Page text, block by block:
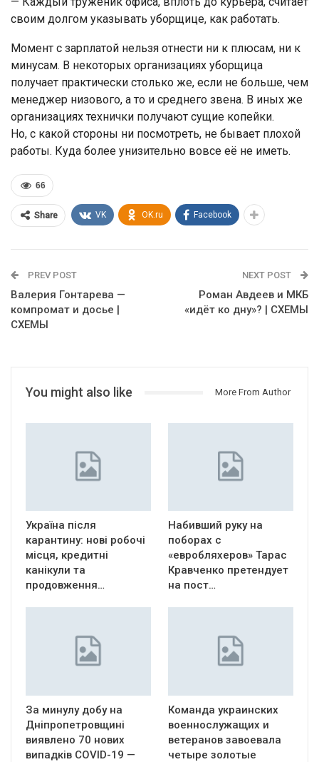
своим долгом указывать уборщице, как работать.
Момент с зарплатой нельзя отнести ни к плюсам, ни к
минусам. В некоторых организациях уборщица
получает практически столько же, если не больше, чем
менеджер низового, а то и среднего звена. В иных же
организациях технички получают сущие копейки.
Но, с какой стороны ни посмотреть, не бывает плохой
работы. Куда более унизительно вовсе её не иметь.
66
Share VK OK.ru Facebook
PREV POST
Валерия Гонтарева —
компромат и досье |
СХЕМЫ
NEXT POST
Роман Авдеев и МКБ
«идёт ко дну»? | СХЕМЫ
You might also like More From Author
Україна після
карантину: нові робочі
місця, кредитні
канікули та
продовження…
Набивший руку на
поборах с
«евробляхеров» Тарас
Кравченко претендует
на пост…
За минулу добу на
Дніпропетровщині
виявлено 70 нових
випадків COVID-19 —
Команда украинских
военнослужащих и
ветеранов завоевала
четыре золотые